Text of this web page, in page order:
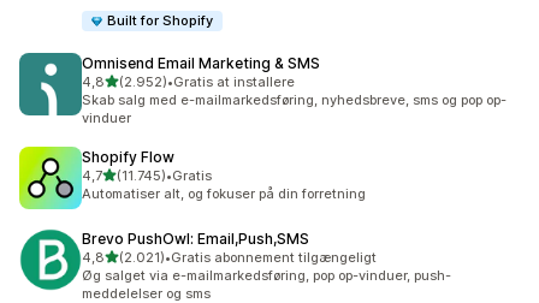
Built for Shopify
Omnisend Email Marketing & SMS
4,8ud af 5 stjerner
(2.952)
2952 anmeldelser i alt
•Gratis at installere
Skab salg med e-mailmarkedsføring, nyhedsbreve, sms og pop op-
vinduer
Shopify Flow
4,7ud af 5 stjerner
(11.745)
11745 anmeldelser i alt
•Gratis
Automatiser alt, og fokuser på din forretning
Brevo PushOwl: Email,Push,SMS
4,8ud af 5 stjerner
(2.021)
2021 anmeldelser i alt
•Gratis abonnement tilgængeligt
Øg salget via e-mailmarkedsføring, pop op-vinduer, push-
meddelelser og sms